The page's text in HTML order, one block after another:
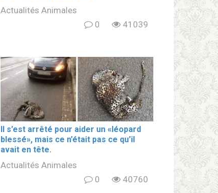
Actualités Animales
0
41039
Il s’est arrêté pour aider un «léopard
blеssé», mais ce n’était pas ce qu’il
avait en tête.
Actualités Animales
0
40760